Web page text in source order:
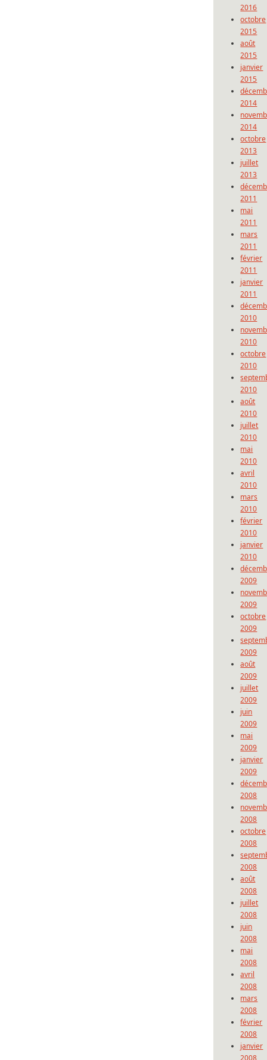
2016
octobre
2015
août
2015
janvier
2015
2014
2014
octobre
2013
juillet
2013
2011
mai
2011
mars
2011
février
2011
janvier
2011
2010
2010
octobre
2010
2010
août
2010
juillet
2010
mai
2010
avril
2010
mars
2010
février
2010
janvier
2010
2009
2009
octobre
2009
2009
août
2009
juillet
2009
juin
2009
mai
2009
janvier
2009
2008
2008
octobre
2008
2008
août
2008
juillet
2008
juin
2008
mai
2008
avril
2008
mars
2008
février
2008
janvier